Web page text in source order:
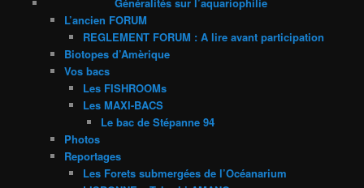
L’ancien FORUM
REGLEMENT FORUM : A lire avant participation
Biotopes d’Amèrique
Vos bacs
Les FISHROOMs
Les MAXI-BACS
Le bac de Stépanne 94
Photos
Reportages
Les Forets submergées de l’Océanarium